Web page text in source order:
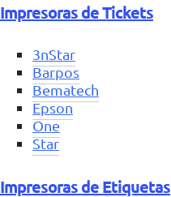
Impresoras de Tickets
3nStar
Barpos
Bematech
Epson
One
Star
Impresoras de Etiquetas